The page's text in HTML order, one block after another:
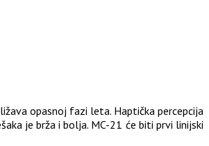
opasnoj fazi leta. Haptička percepcija
je brža i bolja. MC-21 će biti prvi linijski